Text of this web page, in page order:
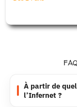
À partir de
l’Infernet ?